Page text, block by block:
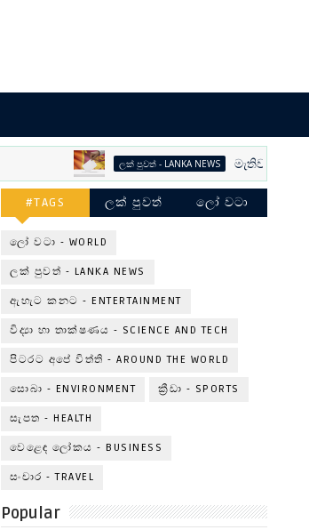
ලක් පුවත් - LANKA NEWS මැතිවරණ භීතිකාව
#TAGS ලක් පුවත් ලෝ වටා
ලෝ වටා - WORLD
ලක් පුවත් - LANKA NEWS
ඇහැට කනට - ENTERTAINMENT
විද්‍යා හා තාක්ෂණය - SCIENCE AND TECH
පිටරට අපේ විත්ති - AROUND THE WORLD
සොබා - ENVIRONMENT ක්‍රීඩා - SPORTS
සැපත - HEALTH
වෙළෙඳ ලෝකය - BUSINESS
සංචාර - TRAVEL
Popular